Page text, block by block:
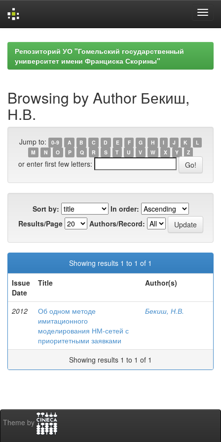
navigationРепозиторий УО "Гомельский государственный
университет имени Франциска Скорины"
Browsing by Author Бекиш,
Н.В.
Jump to: 0-9 A B C D E F G H I J K
L
M
N O P Q R S T U V W X Y Z
or enter first few letters:
Sort by:
In order:
Results/Page
Authors/Record:
Showing results 1 to 1 of 1
Issue
Date
Title Author(s)
2012
Об одном методе
имитационного
моделирования НМ-сетей с
приоритетными заявками
Бекиш, Н.В.
Showing results 1 to 1 of 1
Theme by